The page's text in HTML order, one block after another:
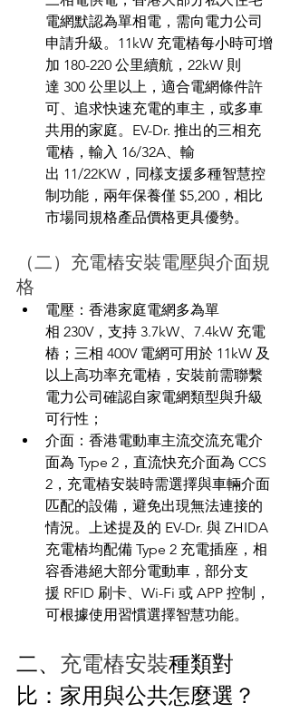
電網默認為單相電，需向電力公司
申請升級。11kW 充電樁每小時可增
加 180-220 公里續航，22kW 則
達 300 公里以上，適合電網條件許
可、追求快速充電的車主，或多車
共用的家庭。EV-Dr. 推出的三相充
電樁，輸入 16/32A、輸
出 11/22KW，同樣支援多種智慧控
制功能，兩年保養僅 $5,200，相比
市場同規格產品價格更具優勢。
（二）充電樁安裝電壓與介面規
格
電壓：香港家庭電網多為單
相 230V，支持 3.7kW、7.4kW 充電
樁；三相 400V 電網可用於 11kW 及
以上高功率充電樁，安裝前需聯繫
電力公司確認自家電網類型與升級
可行性；
介面：香港電動車主流交流充電介
面為 Type 2，直流快充介面為 CCS
2，充電樁安裝時需選擇與車輛介面
匹配的設備，避免出現無法連接的
情況。上述提及的 EV-Dr. 與 ZHIDA
充電樁均配備 Type 2 充電插座，相
容香港絕大部分電動車，部分支
援 RFID 刷卡、Wi-Fi 或 APP 控制，
可根據使用習慣選擇智慧功能。
二、 充電樁安裝種類對
比：家用與公共怎麼選？